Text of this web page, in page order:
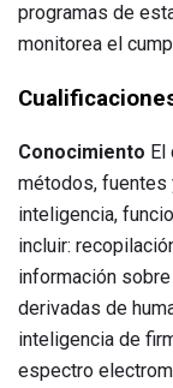
programas de
monitorea el
Conocimiento El
métodos, fuentes
inteligencia,
incluir:
información
derivadas de
inteligencia de
espectro